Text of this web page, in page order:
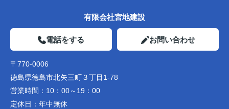
有限会社宮地建設
電話をする お問い合わせ
〒770-0006
徳島県徳島市北矢三町３丁目1-78
営業時間： 10：00～19：00
定休日： 年中無休